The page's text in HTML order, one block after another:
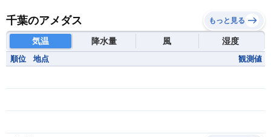
千葉のアメダス もっと見る
気温 降水量 風 湿度
順位 地点 観測値